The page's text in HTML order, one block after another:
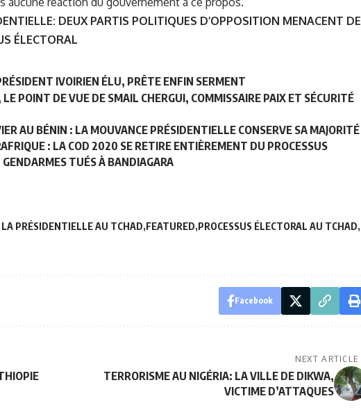
DEUX PARTIS POLITIQUES D’OPPOSITION MENACENT DE
ÉLECTORAL
IVOIRIEN ÉLU, PRÊTE ENFIN SERMENT
POINT DE VUE DE SMAIL CHERGUI, COMMISSAIRE PAIX ET SÉCURITÉ
AU BÉNIN : LA MOUVANCE PRÉSIDENTIELLE CONSERVE SA MAJORITÉ
: LA COD 2020 SE RETIRE ENTIÈREMENT DU PROCESSUS
TUÉS À BANDIAGARA
PRÉSIDENTIELLE AU TCHAD FEATURED PROCESSUS ÉLECTORAL AU TCHAD
Facebook
NEXT ARTICLE
TERRORISME AU NIGÉRIA: LA VILLE DE DIKWA,
VICTIME D’ATTAQUES